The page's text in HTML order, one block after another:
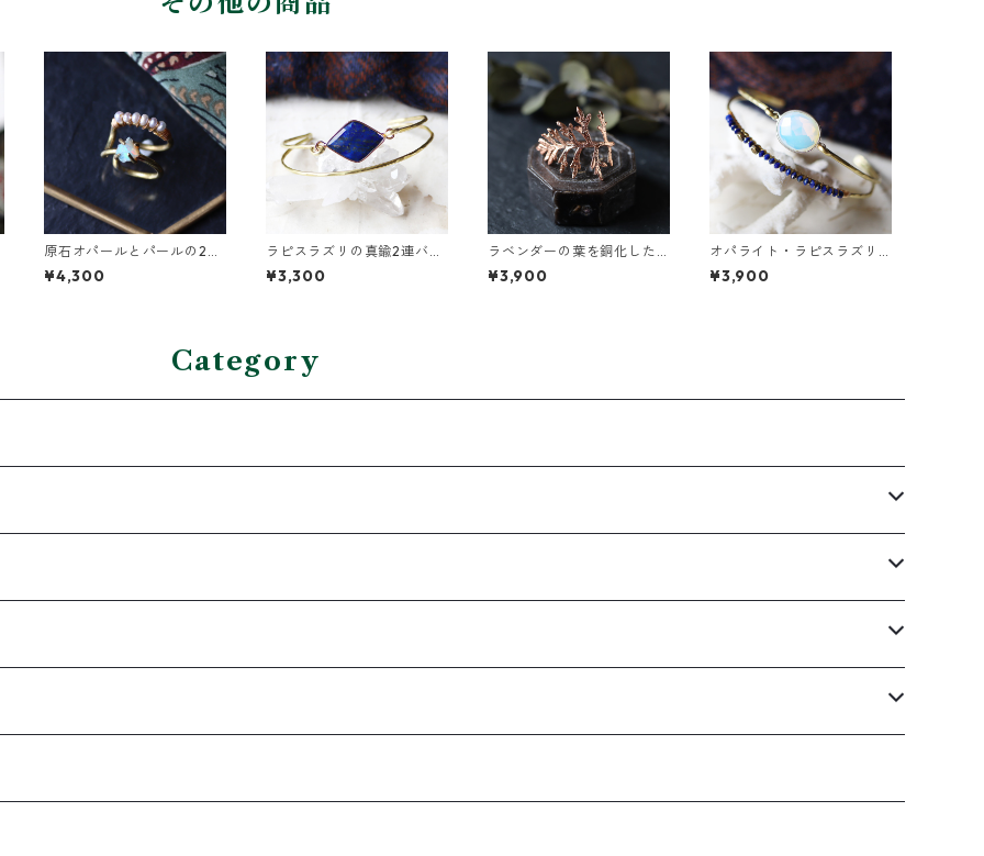
原石オパールとパールの2連
イヤーカフ
¥4,300
ラピスラズリの真鍮2連バン
グル
¥3,300
ラベンダーの葉を銅化した
イヤーカフ
¥3,900
オパライト・ラピスラズリ
の2連バングル
¥3,900
Category